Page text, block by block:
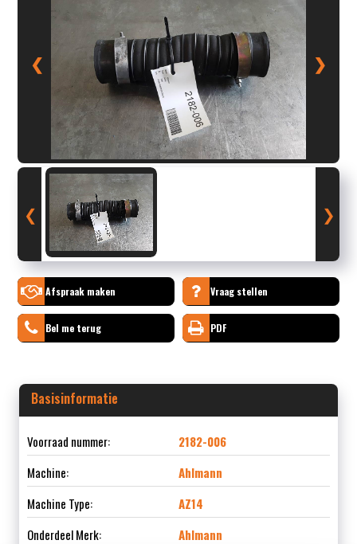
❮ ❯
❮ ❯
Afspraak maken Vraag stellen
Bel me terug PDF
Basisinformatie
Voorraad nummer:
2182-006
Machine:
Ahlmann
Machine Type:
AZ14
Onderdeel Merk:
Ahlmann